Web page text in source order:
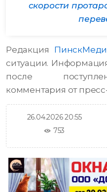
скорости
Редакция
ситуации.
после
комментария от
26.04.2026 20:55
753